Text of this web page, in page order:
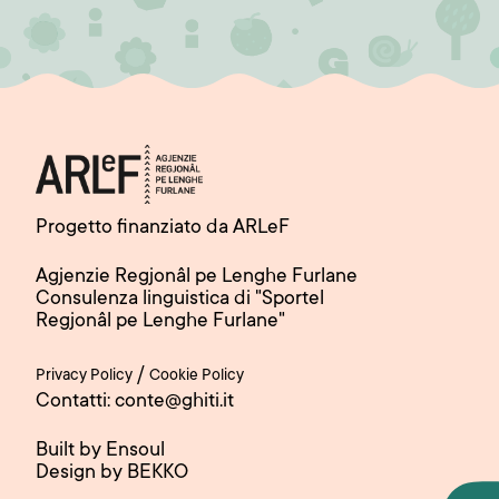
Progetto finanziato da ARLeF
Agjenzie Regjonâl pe Lenghe Furlane
Consulenza linguistica di "Sportel
Regjonâl pe Lenghe Furlane"
Privacy Policy / Cookie Policy
Contatti: conte@ghiti.it
Built by Ensoul
Design by BEKKO